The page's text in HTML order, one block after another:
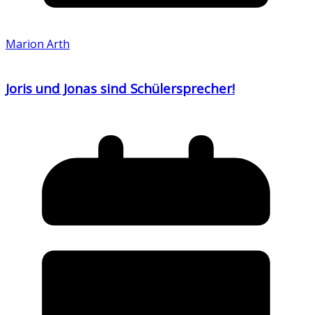
Marion Arth
Joris und Jonas sind Schülersprecher!